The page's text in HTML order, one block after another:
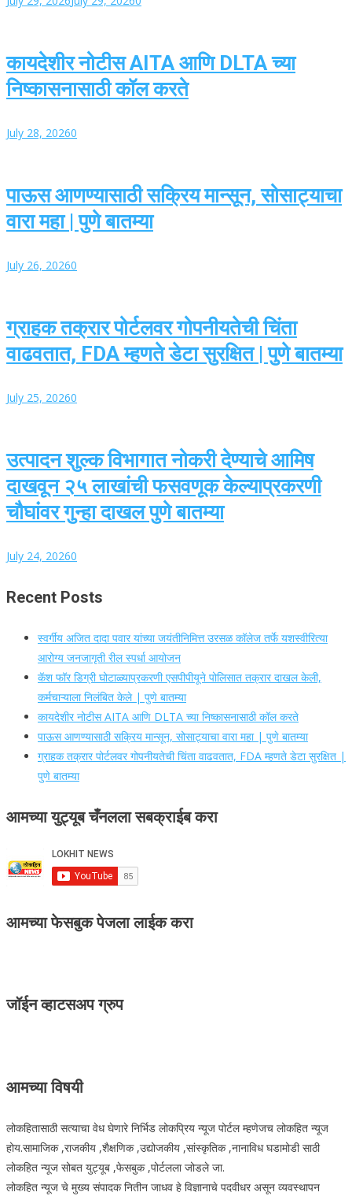
कायदेशीर नोटीस AITA आणि DLTA च्या
निष्कासनासाठी कॉल करते
July 28, 20260
पाऊस आणण्यासाठी सक्रिय मान्सून, सोसाट्याचा
वारा महा | पुणे बातम्या
July 26, 20260
ग्राहक तक्रार पोर्टलवर गोपनीयतेची चिंता
वाढवतात, FDA म्हणते डेटा सुरक्षित | पुणे बातम्या
July 25, 20260
उत्पादन शुल्क विभागात नोकरी देण्याचे आमिष
दाखवून २५ लाखांची फसवणूक केल्याप्रकरणी
चौघांवर गुन्हा दाखल पुणे बातम्या
July 24, 20260
Recent Posts
स्वर्गीय अजित दादा पवार यांच्या जयंतीनिमित्त उरसळ कॉलेज तर्फे यशस्वीरित्या
आरोग्य जनजागृती रील स्पर्धा आयोजन
कॅश फॉर डिग्री घोटाळ्याप्रकरणी एसपीपीयूने पोलिसात तक्रार दाखल केली,
कर्मचाऱ्याला निलंबित केले | पुणे बातम्या
कायदेशीर नोटीस AITA आणि DLTA च्या निष्कासनासाठी कॉल करते
पाऊस आणण्यासाठी सक्रिय मान्सून, सोसाट्याचा वारा महा | पुणे बातम्या
ग्राहक तक्रार पोर्टलवर गोपनीयतेची चिंता वाढवतात, FDA म्हणते डेटा सुरक्षित |
पुणे बातम्या
आमच्या युट्यूब चँनलला सबक्राईब करा
आमच्या फेसबुक पेजला लाईक करा
जॉईन व्हाटसअप ग्रुप
आमच्या विषयी
लोकहितासाठी सत्याचा वेध घेणारे निर्भिड लोकप्रिय न्यूज पोर्टल म्हणेजच लोकहित न्यूज
होय.सामाजिक ,राजकीय ,शैक्षणिक ,उद्योजकीय ,सांस्कृतिक ,नानाविध घडामोडी साठी
लोकहित न्यूज सोबत युट्यूब ,फेसबुक ,पोर्टलला जोडले जा.
लोकहित न्यूज चे मुख्य संपादक नितीन जाधव हे विज्ञानाचे पदवीधर असून व्यवस्थापन